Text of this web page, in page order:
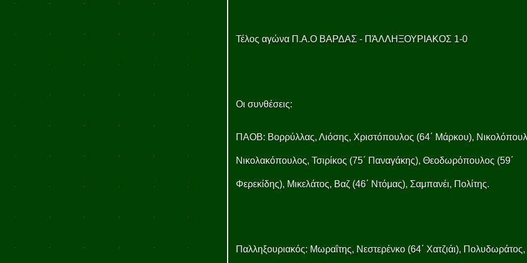
Τέλος αγώνα Π.Α.Ο ΒΑΡΔΑΣ - ΠΆΛΛΗΞΟΥΡΙΑΚΟΣ 1-0
Οι συνθέσεις:
ΠΑΟΒ: Βορρύλλας, Λιόσης, Χριστόπουλος (64΄ Μάρκου),
Νικολακόπουλος, Τσιρίκος (75΄ Παναγάκης), Θεοδωρόπουλος (59΄
Φερεκίδης), Μικελάτος, Βαζ (46΄ Ντόμας), Σαμπανέι, Πολίτης.
Παλληξουριακός: Μωραΐτης, Νεστερένκο (64΄ Χατζιάι), Πολυδωράτος,